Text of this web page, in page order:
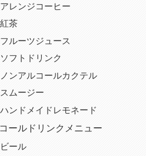
アレンジコーヒー
紅茶
フルーツジュース
ソフトドリンク
ノンアルコールカクテル
スムージー
ハンドメイドレモネード
ールドリンクメニュー
ビール